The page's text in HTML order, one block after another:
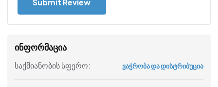
ინფორმაცია
საქმიანობის სფერო: ვაჭრობა და დისტრიბუცია